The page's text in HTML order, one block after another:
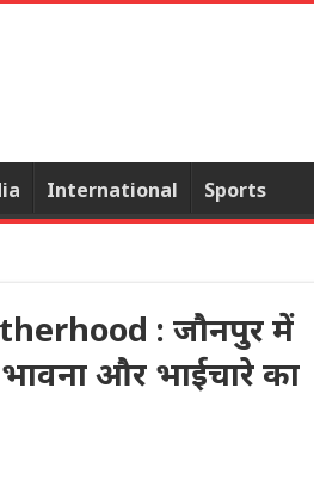
International Sports
: जौनपुर में
और भाईचारे का